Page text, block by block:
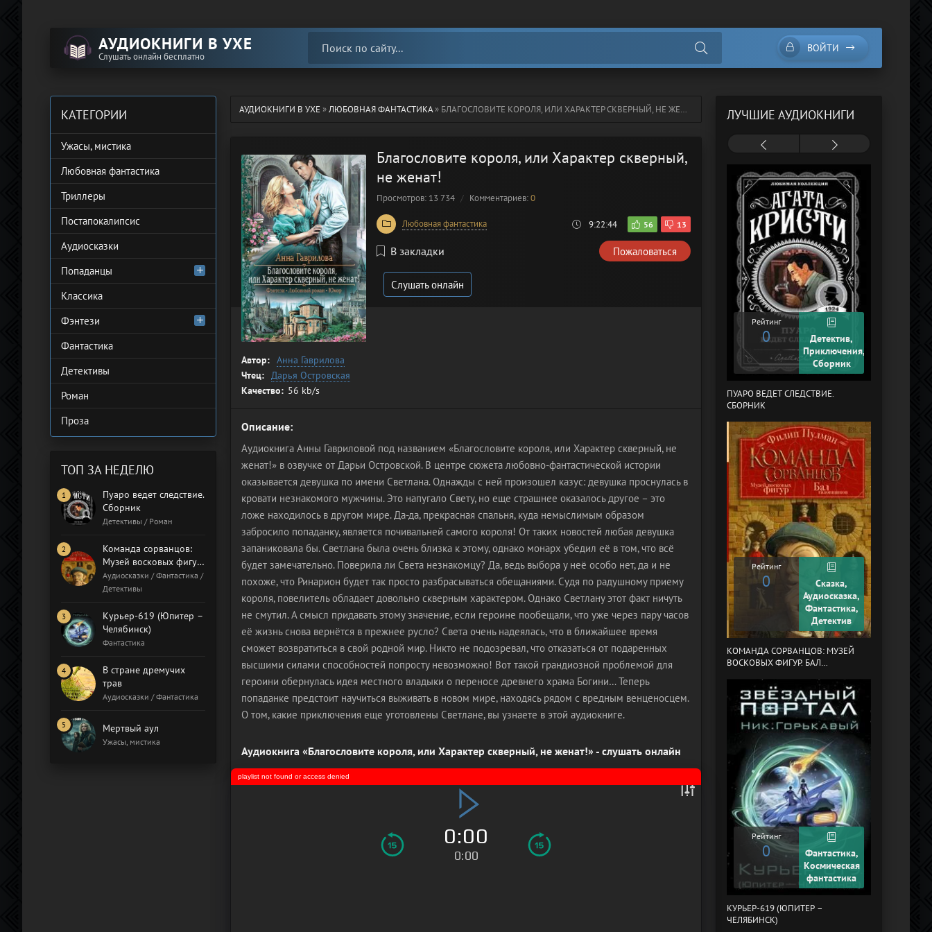
АУДИОКНИГИ В УХЕ
Слушать онлайн бесплатно
ВОЙТИ
АУДИОКНИГИ В УХЕ»ЛЮБОВНАЯ ФАНТАСТИКА» БЛАГОСЛОВИТЕ КОРОЛЯ, ИЛИ ХАРАКТЕР СКВЕРНЫЙ, НЕ ЖЕНАТ!
Благословите короля, или Характер скверный,
не женат!
Просмотров: 13 734 Комментариев:0
Любовная фантастика 9:22:44 56 13
В закладки Пожаловаться
Слушать онлайн
Автор: Анна Гаврилова
Чтец: Дарья Островская
Качество: 56 kb/s
Описание:
Аудиокнига Анны Гавриловой под названием «Благословите короля, или Характер скверный, не
женат!» в озвучке от Дарьи Островской. В центре сюжета любовно-фантастической истории
оказывается девушка по имени Светлана. Однажды с ней произошел казус: девушка проснулась в
кровати незнакомого мужчины. Это напугало Свету, но еще страшнее оказалось другое – это
ложе находилось в другом мире. Да-да, прекрасная спальня, куда немыслимым образом
забросило попаданку, является почивальней самого короля! От таких новостей любая девушка
запаниковала бы. Светлана была очень близка к этому, однако монарх убедил её в том, что всё
будет замечательно. Поверила ли Света незнакомцу? Да, ведь выбора у неё особо нет, да и не
похоже, что Ринарион будет так просто разбрасываться обещаниями. Судя по радушному приему
короля, повелитель обладает довольно скверным характером. Однако Светлану этот факт ничуть
не смутил. А смысл придавать этому значение, если героине пообещали, что уже через пару часов
её жизнь снова вернётся в прежнее русло? Света очень надеялась, что в ближайшее время
сможет возвратиться в свой родной мир. Никто не подозревал, что отказаться от подаренных
высшими силами способностей попросту невозможно! Вот такой грандиозной проблемой для
героини обернулась идея местного владыки о переносе древнего храма Богини… Теперь
попаданке предстоит научиться выживать в новом мире, находясь рядом с вредным венценосцем.
О том, какие приключения еще уготовлены Светлане, вы узнаете в этой аудиокниге.
Аудиокнига «Благословите короля, или Характер скверный, не женат!» - слушать онлайн
0:00
0:00
playlist not found or access denied
КАТЕГОРИИ
Ужасы, мистика
Любовная фантастика
Триллеры
Постапокалипсис
Аудиосказки
Попаданцы
Классика
Фэнтези
Фантастика
Детективы
Роман
Проза
ТОП ЗА НЕДЕЛЮ
Пуаро ведет следствие.
Сборник
Детективы / Роман
Команда сорванцов:
Музей восковых фигур.
Бал газовщиков
Аудиосказки / Фантастика /
Детективы
Курьер-619 (Юпитер –
Челябинск)
Фантастика
В стране дремучих
трав
Аудиосказки / Фантастика
Мертвый аул
Ужасы, мистика
ЛУЧШИЕ АУДИОКНИГИ
Рейтинг
0
Детектив,
Приключения,
Сборник
ПУАРО ВЕДЕТ СЛЕДСТВИЕ.
СБОРНИК
Рейтинг
0
Сказка,
Аудиосказка,
Фантастика,
Детектив
КОМАНДА СОРВАНЦОВ: МУЗЕЙ
ВОСКОВЫХ ФИГУР. БАЛ
Рейтинг
0
Фантастика,
Космическая
фантастика
КУРЬЕР-619 (ЮПИТЕР –
ЧЕЛЯБИНСК)